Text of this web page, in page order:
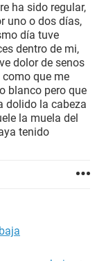
ha sido regular,
uno o dos días,
día tuve
dentro de mi,
dolor de senos
que me
blanco pero que
dolido la cabeza
la muela del
tenido